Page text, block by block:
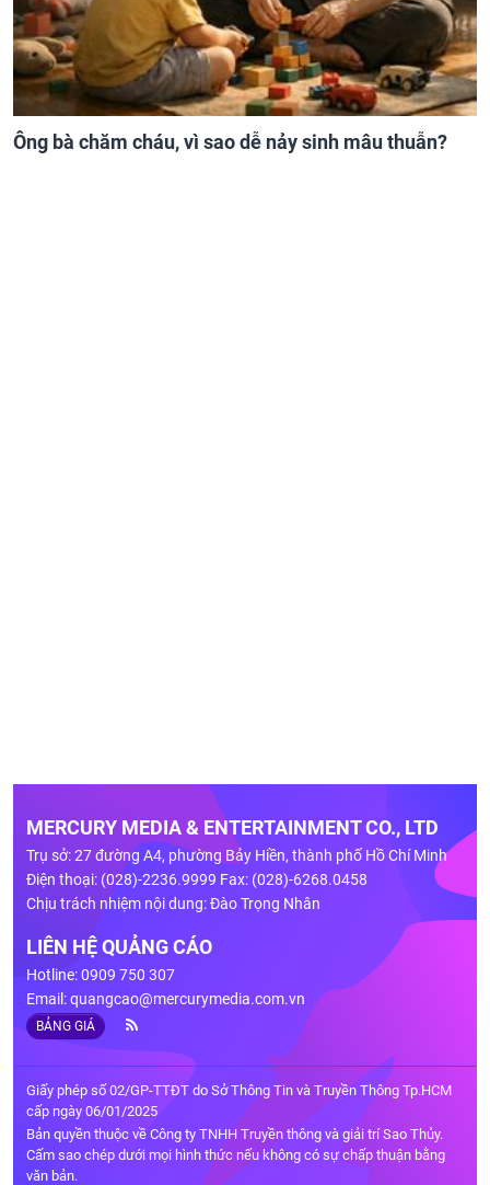
Ông bà chăm cháu, vì sao dễ nảy sinh mâu thuẫn?
MERCURY MEDIA & ENTERTAINMENT CO., LTD
Trụ sở: 27 đường A4, phường Bảy Hiền, thành phố Hồ Chí Minh
Điện thoại: (028)-2236.9999 Fax: (028)-6268.0458
Chịu trách nhiệm nội dung: Đào Trọng Nhân
LIÊN HỆ QUẢNG CÁO
Hotline: 0909 750 307
Email:quangcao@mercurymedia.com.vn
BẢNG GIÁ
Giấy phép số 02/GP-TTĐT do Sở Thông Tin và Truyền Thông Tp.HCM
cấp ngày 06/01/2025
Bản quyền thuộc về Công ty TNHH Truyền thông và giải trí Sao Thủy.
Cấm sao chép dưới mọi hình thức nếu không có sự chấp thuận bằng
văn bản.